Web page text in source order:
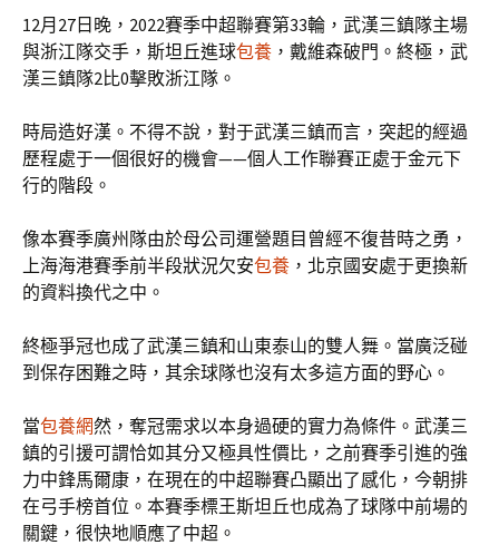
12月27日晚，2022賽季中超聯賽第33輪，武漢三鎮隊主場
與浙江隊交手，斯坦丘進球包養 ，戴維森破門。終極，武
漢三鎮隊2比0擊敗浙江隊。
時局造好漢。不得不說，對于武漢三鎮而言，突起的經過
歷程處于一個很好的機會——個人工作聯賽正處于金元下
行的階段。
像本賽季廣州隊由於母公司運營題目曾經不復昔時之勇，
上海海港賽季前半段狀況欠安包養 ，北京國安處于更換新
的資料換代之中。
終極爭冠也成了武漢三鎮和山東泰山的雙人舞。當廣泛碰
到保存困難之時，其余球隊也沒有太多這方面的野心。
當包養網然，奪冠需求以本身過硬的實力為條件。武漢三
鎮的引援可謂恰如其分又極具性價比，之前賽季引進的強
力中鋒馬爾康，在現在的中超聯賽凸顯出了感化，今朝排
在弓手榜首位。本賽季標王斯坦丘也成為了球隊中前場的
關鍵，很快地順應了中超。